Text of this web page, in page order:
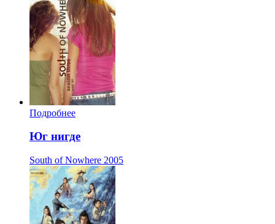
Подробнее
Юг нигде
South of Nowhere 2005